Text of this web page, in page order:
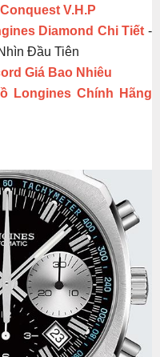
V.H.P
Diamond Chi Tiết -
Đầu Tiên
Giá Bao Nhiêu
Longines Chính Hãng